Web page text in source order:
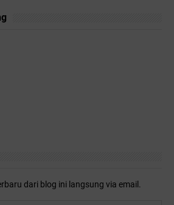
dari blog ini langsung via email.